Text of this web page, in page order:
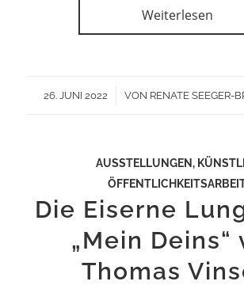
Weiterlesen
26. JUNI 2022
/ VON RENATE SEEGER-
AUSSTELLUNGEN,
Die Eiserne
„Mein Deins“
Thomas